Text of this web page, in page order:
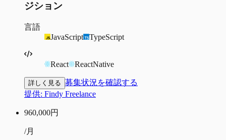
ジション
言語
JavaScript
TypeScript
React ReactNative
詳しく見る 募集状況を確認する
提供: Findy Freelance
960,000円
/月